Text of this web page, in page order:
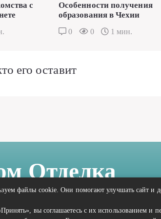
с
Особенности получения
образования в Чехии
0 0 1 мин.
его оставит
Отделка
файлы cookie. Они помогают улучшать сайт и
вы соглашаетесь с их использованием и